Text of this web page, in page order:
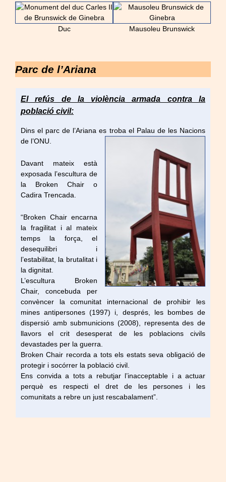
Duc Mausoleu Brunswick
Parc de l’Ariana
El refús de la violència armada contra la
població civil:
Dins el parc de l’Ariana es troba el Palau de les Nacions
de l’ONU.
Davant mateix està
exposada l’escultura de
la Broken Chair o
Cadira Trencada.
“Broken Chair encarna
la fragilitat
i al mateix
temps
la força,
el
desequilibri
i
l’estabilitat, la brutalitat i
la dignitat.
L’escultura
Broken
Chair, concebuda
per
convèncer la
comunitat internacional
de prohibir les
mines antipersones (1997) i, després, les bombes de
dispersió amb submunicions (2008), representa des de
llavors el
crit desesperat de les poblacions
civils
devastades per la guerra.
Broken Chair recorda a tots els estats seva obligació de
protegir i socórrer la població civil.
Ens convida a tots a rebutjar l’inacceptable i a actuar
perquè
es respecti el dret de les persones i
les
comunitats a rebre un just rescabalament”.